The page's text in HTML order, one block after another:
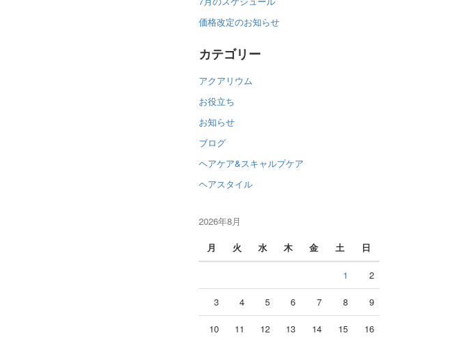
価格改定のお知らせ
カテゴリー
アクアリウム
お役立ち
お知らせ
ブログ
ヘアケア&スキャルプケア
ヘアスタイル
2026年8月
月
火 水 木 金 土 日
1 2
3 4 5 6 7 8 9
10 11 12 13 14 15 16